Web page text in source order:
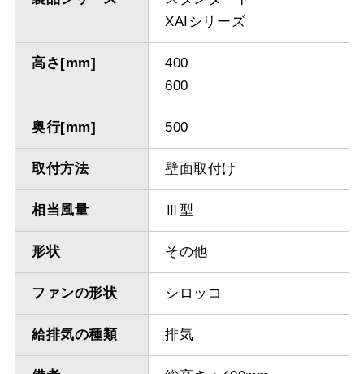
XAIシリーズ
高さ[mm]
400
600
奥行[mm] 500
取付方法 壁面取付け
相当風量 Ⅲ型
形状 その他
ファンの形状 シロッコ
給排気の種類 排気